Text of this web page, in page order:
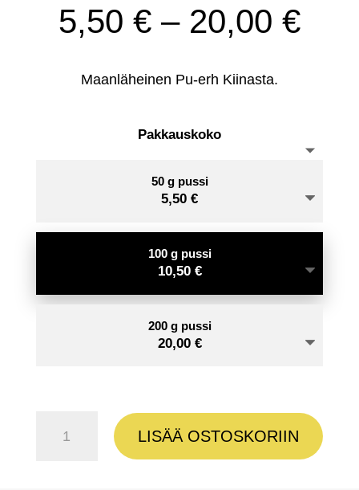
5,50 € – 20,00 €
Maanläheinen Pu-erh Kiinasta.
Pakkauskoko
50 g pussi
5,50 €
100 g pussi
10,50 €
200 g pussi
20,00 €
LISÄÄ OSTOSKORIIN